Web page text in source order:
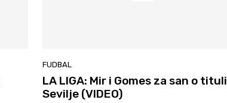
FUDBAL
LA LIGA: Mir i Gomes za san o tituli
Sevilje (VIDEO)